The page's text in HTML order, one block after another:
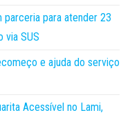
parceria para atender 23
via SUS
e ajuda do serviço
Acessível no Lami,